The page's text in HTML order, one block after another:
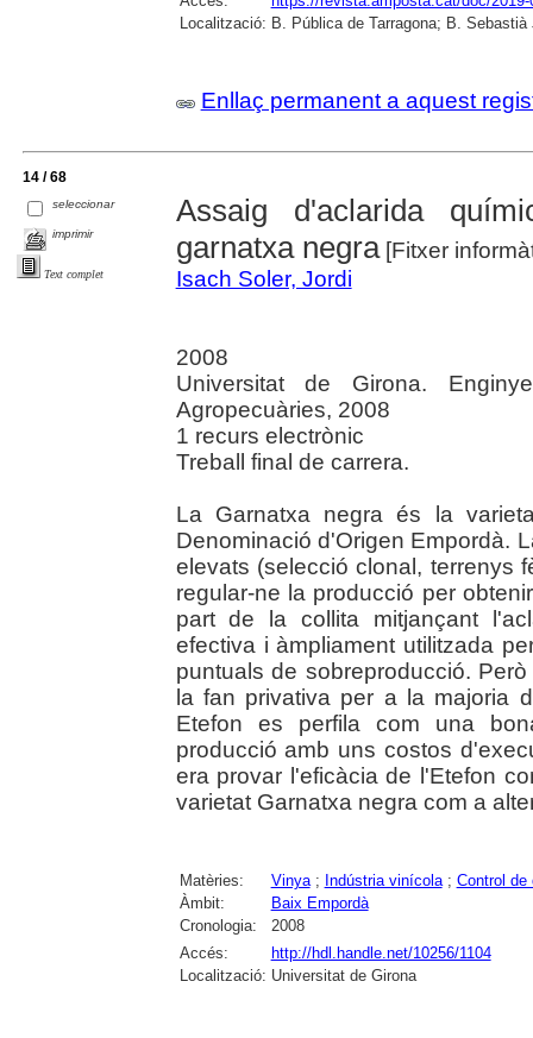
Localització: B. Pública de Tarragona; B.
Enllaç permanent a aquest
14 / 68
seleccionar
imprimir
Text complet
Assaig d'aclarida
garnatxa negra[Fitxer
Isach Soler, Jordi
2008
Universitat de Girona.
Agropecuàries, 2008
1 recurs electrònic
Treball final de carrera.
La Garnatxa negra és la
Denominació d'Origen Empordà.
elevats (selecció clonal, terrenys
regular-ne la producció per
part de la collita mitjançant
efectiva i àmpliament utilitzada
puntuals de sobreproducció.
la fan privativa per a la majoria
Etefon es perfila com una
producció amb uns costos
era provar l'eficàcia de l'Etefon
varietat Garnatxa negra com a
Matèries: Vinya; Indústria vinícola; Control de
Àmbit:
Baix Empordà
Cronologia:
2008
Accés:
http://hdl.handle.net/10256/1104
Localització: Universitat de Girona